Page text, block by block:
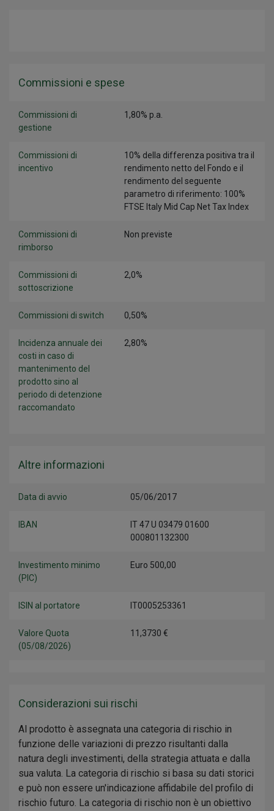
Commissioni e spese
Commissioni di
gestione
1,80% p.a.
Commissioni di
incentivo
10% della differenza positiva tra il
rendimento netto del Fondo e il
rendimento del seguente
parametro di riferimento: 100%
FTSE Italy Mid Cap Net Tax Index
Commissioni di
rimborso
Non previste
Commissioni di
sottoscrizione
2,0%
Commissioni di switch 0,50%
Incidenza annuale dei
costi in caso di
mantenimento del
prodotto sino al
periodo di detenzione
raccomandato
2,80%
Altre informazioni
Data di avvio 05/06/2017
IBAN
IT 47 U 03479 01600
000801132300
Investimento minimo
(PIC)
Euro 500,00
ISIN al portatore IT0005253361
Valore Quota
(05/08/2026)
11,3730 €
Considerazioni sui rischi
Al prodotto è assegnata una categoria di rischio in
funzione delle variazioni di prezzo risultanti dalla
natura degli investimenti, della strategia attuata e dalla
sua valuta. La categoria di rischio si basa su dati storici
e può non essere un'indicazione affidabile del profilo di
rischio futuro. La categoria di rischio non è un obiettivo